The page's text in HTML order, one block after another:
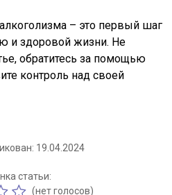
– это первый шаг
и здоровой жизни. Не
обратитесь за помощью
контроль над своей
19.04.2024
статьи:
(нет голосов)